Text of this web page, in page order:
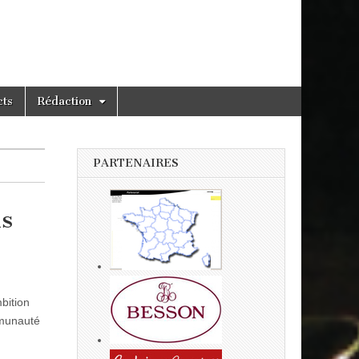
Rédaction
PARTENAIRES